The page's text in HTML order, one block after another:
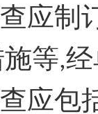
应制
等,
应包